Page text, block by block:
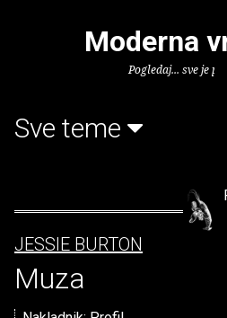
Moderna
Pogledaj... sve je
Sve teme
JESSIE BURTON
Muza